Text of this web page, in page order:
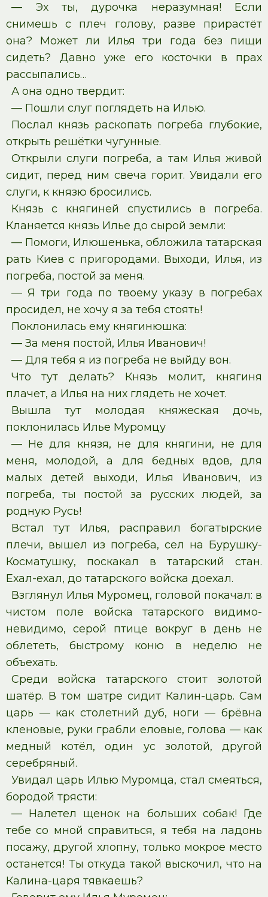
— Эх ты, дурочка неразумная! Если
снимешь с плеч голову, разве прирастёт
она? Может ли Илья три года без пищи
сидеть? Давно уже его косточки в прах
рассыпались…
А она одно твердит:
— Пошли слуг поглядеть на Илью.
Послал князь раскопать погреба глубокие,
открыть решётки чугунные.
Открыли слуги погреба, а там Илья живой
сидит, перед ним свеча горит. Увидали его
слуги, к князю бросились.
Князь с княгиней спустились в погреба.
Кланяется князь Илье до сырой земли:
— Помоги, Илюшенька, обложила татарская
рать Киев с пригородами. Выходи, Илья, из
погреба, постой за меня.
— Я три года по твоему указу в погребах
просидел, не хочу я за тебя стоять!
Поклонилась ему княгинюшка:
— За меня постой, Илья Иванович!
— Для тебя я из погреба не выйду вон.
Что тут делать? Князь молит, княгиня
плачет, а Илья на них глядеть не хочет.
Вышла тут молодая княжеская дочь,
поклонилась Илье Муромцу
— Не для князя, не для княгини, не для
меня, молодой, а для бедных вдов, для
малых детей выходи, Илья Иванович, из
погреба, ты постой за русских людей, за
родную Русь!
Встал тут Илья, расправил богатырские
плечи, вышел из погреба, сел на Бурушку-
Косматушку, поскакал в татарский стан.
Ехал-ехал, до татарского войска доехал.
Взглянул Илья Муромец, головой покачал: в
чистом поле войска татарского видимо-
невидимо, серой птице вокруг в день не
облететь, быстрому коню в неделю не
объехать.
Среди войска татарского стоит золотой
шатёр. В том шатре сидит Калин-царь. Сам
царь — как столетний дуб, ноги — брёвна
кленовые, руки грабли еловые, голова — как
медный котёл, один ус золотой, другой
серебряный.
Увидал царь Илью Муромца, стал смеяться,
бородой трясти:
— Налетел щенок на больших собак! Где
тебе со мной справиться, я тебя на ладонь
посажу, другой хлопну, только мокрое место
останется! Ты откуда такой выскочил, что на
Калина-царя тявкаешь?